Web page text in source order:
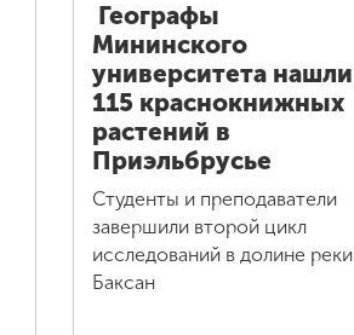
Географы
Мининского
университета нашли
115 краснокнижных
растений в
Приэльбрусье
Студенты и преподаватели
завершили второй цикл
исследований в долине реки
Баксан